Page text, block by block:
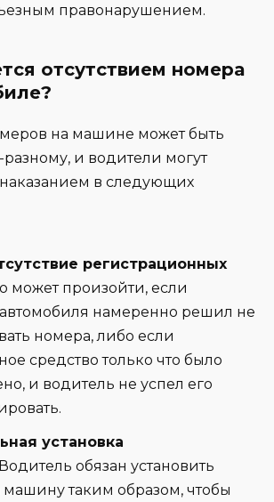
правонарушением.
отсутствием номера
на машине может быть
разному, и водители могут
наказанием в следующих
регистрационных
может произойти, если
намеренно решил не
номера, либо если
средство только что было
и водитель не успел его
установка
Водитель обязан установить
таким образом, чтобы